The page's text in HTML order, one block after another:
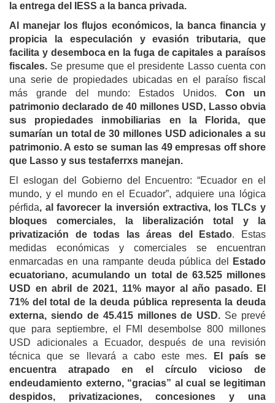
la entrega del IESS a la banca privada.
Al manejar los flujos económicos, la banca financia y
propicia la especulación y evasión tributaria, que
facilita y desemboca en la fuga de capitales a paraísos
fiscales. Se presume que el presidente Lasso cuenta con
una serie de propiedades ubicadas en el paraíso fiscal
más grande del mundo: Estados Unidos. Con un
patrimonio declarado de 40 millones USD, Lasso obvia
sus propiedades inmobiliarias en la Florida, que
sumarían un total de 30 millones USD adicionales a su
patrimonio. A esto se suman las 49 empresas off shore
que Lasso y sus testaferrxs manejan.
El eslogan del Gobierno del Encuentro: “Ecuador en el
mundo, y el mundo en el Ecuador”, adquiere una lógica
pérfida, al favorecer la inversión extractiva, los TLCs y
bloques comerciales, la liberalización total y la
privatización de todas las áreas del Estado. Estas
medidas económicas y comerciales se encuentran
enmarcadas en una rampante deuda pública del
Estado
ecuatoriano, acumulando un total de 63.525 millones
USD en abril de 2021, 11% mayor al año pasado. El
71% del total de la deuda pública representa la deuda
externa, siendo de 45.415 millones de USD. Se prevé
que para septiembre, el FMI desembolse 800 millones
USD adicionales a Ecuador, después de una revisión
técnica que se llevará a cabo este mes.
El país se
encuentra atrapado en el círculo vicioso de
endeudamiento externo, “gracias” al cual se legitiman
despidos, privatizaciones, concesiones y una